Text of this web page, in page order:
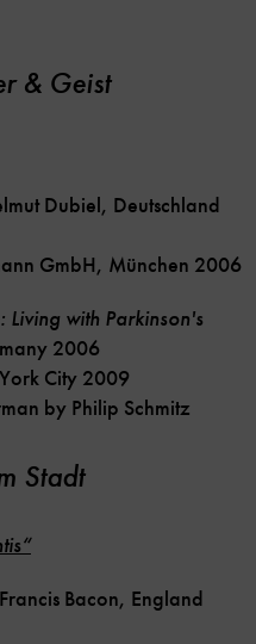
& Geist
Dubiel, Deutschland
GmbH, München 2006
Living with Parkinson's
2006
City 2009
by Philip Schmitz
Stadt
Bacon, England